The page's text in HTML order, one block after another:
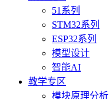
51系列
STM32系列
ESP32系列
模型设计
智能AI
教学专区
模块原理分析